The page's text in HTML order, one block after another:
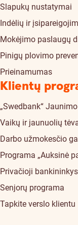
Slapukų nustatymai
Indėlių ir
Mokėjimo paslaugų
Pinigų plovimo
Prieinamumas
Klientų
„Swedbank“
Vaikų ir jaunuolių
Darbo užmokesčio
Programa „Auksinė
Privačioji
Senjorų programa
Tapkite verslo klientu